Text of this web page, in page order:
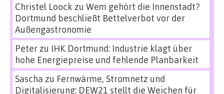
Christel Loock zu Wem gehört die Innenstadt?
Dortmund beschließt Bettelverbot vor der
Außengastronomie
Peterzu IHK Dortmund: Industrie klagt über
hohe Energiepreise und fehlende Planbarkeit
Sascha zu Fernwärme, Stromnetz und
Digitalisierung: DEW21 stellt die Weichen für